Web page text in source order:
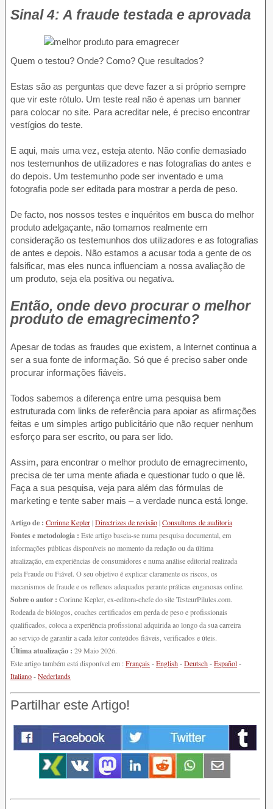
Sinal 4: A fraude testada e aprovada
Quem o testou? Onde? Como? Que resultados?
Estas são as perguntas que deve fazer a si próprio sempre
que vir este rótulo. Um teste real não é apenas um banner
para colocar no site. Para acreditar nele, é preciso encontrar
vestígios do teste.
E aqui, mais uma vez, esteja atento. Não confie demasiado
nos testemunhos de utilizadores e nas fotografias do antes e
do depois. Um testemunho pode ser inventado e uma
fotografia pode ser editada para mostrar a perda de peso.
De facto, nos nossos testes e inquéritos em busca do melhor
produto adelgaçante, não tomamos realmente em
consideração os testemunhos dos utilizadores e as fotografias
de antes e depois. Não estamos a acusar toda a gente de os
falsificar, mas eles nunca influenciam a nossa avaliação de
um produto, seja ela positiva ou negativa.
Então, onde devo procurar o melhor
produto de emagrecimento?
Apesar de todas as fraudes que existem, a Internet continua a
ser a sua fonte de informação. Só que é preciso saber onde
procurar informações fiáveis.
Todos sabemos a diferença entre uma pesquisa bem
estruturada com links de referência para apoiar as afirmações
feitas e um simples artigo publicitário que não requer nenhum
esforço para ser escrito, ou para ser lido.
Assim, para encontrar o melhor produto de emagrecimento,
precisa de ter uma mente afiada e questionar tudo o que lê.
Faça a sua pesquisa, veja para além das fórmulas de
marketing e tente saber mais – a verdade nunca está longe.
Artigo de : Corinne Kepler|Directrizes de revisão|Consultores de auditoria
Fontes e metodologia : Este artigo baseia-se numa pesquisa documental, em
informações públicas disponíveis no momento da redação ou da última
atualização, em experiências de consumidores e numa análise editorial realizada
pela Fraude ou Fiável. O seu objetivo é explicar claramente os riscos, os
mecanismos de fraude e os reflexos adequados perante práticas enganosas online.
Sobre o autor : Corinne Kepler, ex-editora-chefe do site TesteurPilules.com.
Rodeada de biólogos, coaches certificados em perda de peso e profissionais
qualificados, coloca a experiência profissional adquirida ao longo da sua carreira
ao serviço de garantir a cada leitor conteúdos fiáveis, verificados e úteis.
Última atualização : 29 Maio 2026.
Este artigo também está disponível em :Français-English-Deutsch-Español-
Italiano-Nederlands
Partilhar este Artigo!